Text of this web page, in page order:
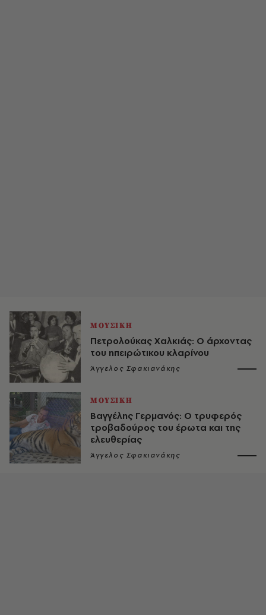
ΜΟΥΣΙΚΗ
Πετρολούκας Χαλκιάς: Ο άρχοντας
του ηπειρώτικου κλαρίνου
Άγγελος Σφακιανάκης
ΜΟΥΣΙΚΗ
Βαγγέλης Γερμανός: O τρυφερός
τροβαδούρος του έρωτα και της
ελευθερίας
Άγγελος Σφακιανάκης